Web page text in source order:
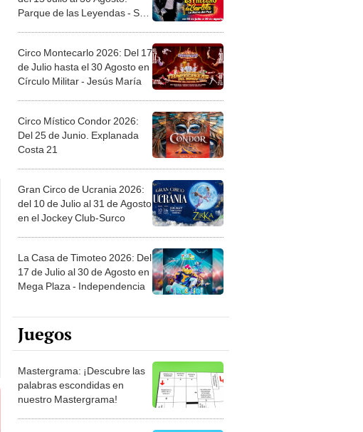
Parque de las Leyendas - San
Circo Montecarlo 2026: Del 17
de Julio hasta el 30 Agosto en
Círculo Militar - Jesús María
Circo Místico Condor 2026:
Del 25 de Junio. Explanada
Costa 21
Gran Circo de Ucrania 2026:
del 10 de Julio al 31 de Agosto
en el Jockey Club-Surco
La Casa de Timoteo 2026: Del
17 de Julio al 30 de Agosto en
Mega Plaza - Independencia
Juegos
Mastergrama: ¡Descubre las
palabras escondidas en
nuestro Mastergrama!